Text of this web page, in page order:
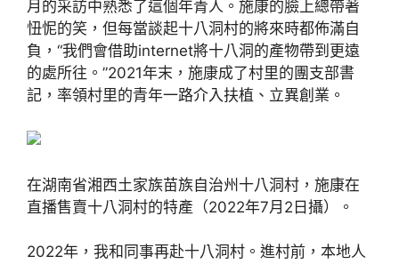
月的采訪中熟悉了這個年青人。施康的臉上總帶著
忸怩的笑，但每當談起十八洞村的將來時都佈滿自
負，“我們會借助internet將十八洞的產物帶到更遠
的處所往。”2021年末，施康成了村里的團支部書
記，率領村里的青年一路介入扶植、立異創業。
在湖南省湘西土家族苗族自治州十八洞村，施康在
直播售賣十八洞村的特產（2022年7月2日攝）。
2022年，我和同事再赴十八洞村。進村前，本地人